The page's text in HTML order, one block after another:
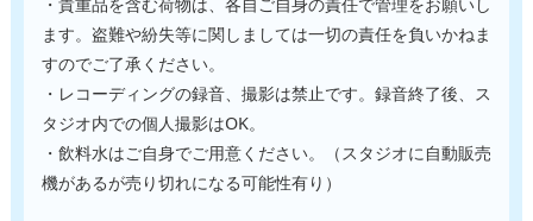
ます。盗難や紛失等に関しましては一切の責任を負いかねま
すのでご了承ください。
・レコーディングの録音、撮影は禁止です。録音終了後、ス
タジオ内での個人撮影はOK。
・飲料水はご自身でご用意ください。（スタジオに自動販売